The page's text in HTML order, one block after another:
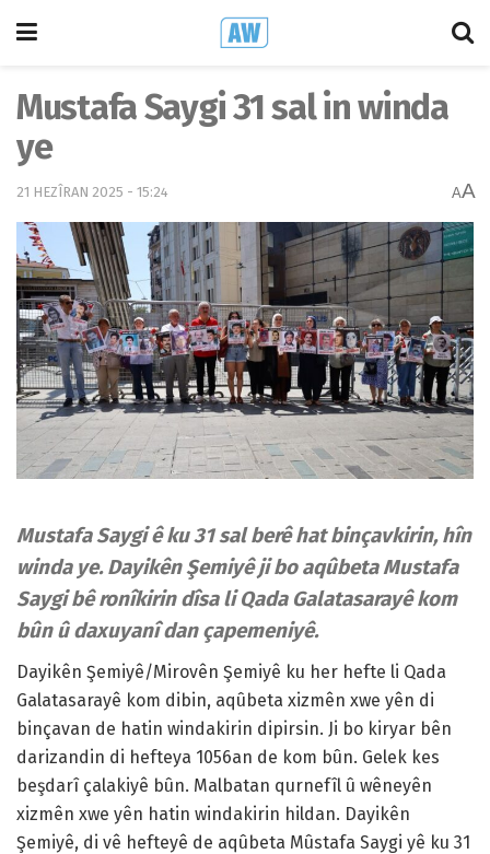
Mustafa Saygi 31 sal in winda
ye
21 HEZÎRAN 2025 - 15:24 AA
Mustafa Saygi ê ku 31 sal berê hat binçavkirin, hîn
winda ye. Dayikên Şemiyê ji bo aqûbeta Mustafa
Saygi bê ronîkirin dîsa li Qada Galatasarayê kom
bûn û daxuyanî dan çapemeniyê.
Dayikên Şemiyê/Mirovên Şemiyê ku her hefte li Qada
Galatasarayê kom dibin, aqûbeta xizmên xwe yên di
binçavan de hatin windakirin dipirsin. Ji bo kiryar bên
darizandin di hefteya 1056an de kom bûn. Gelek kes
beşdarî çalakiyê bûn. Malbatan qurnefîl û wêneyên
xizmên xwe yên hatin windakirin hildan. Dayikên
Şemiyê, di vê hefteyê de aqûbeta Mûstafa Saygi yê ku 31